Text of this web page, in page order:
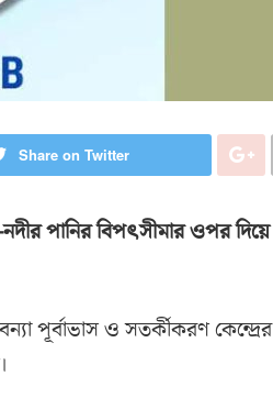
Share on Twitter
পানির বিপৎসীমার ওপর দিয়ে
পূর্বাভাস ও সতর্কীকরণ কেন্দ্রের